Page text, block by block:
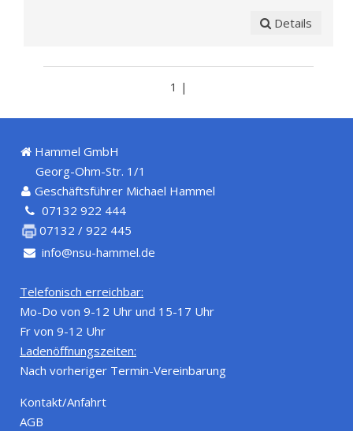
Details
1 |
Hammel GmbH
Georg-Ohm-Str. 1/1
Geschäftsführer Michael Hammel
07132 922 444
07132 / 922 445
info@nsu-hammel.de
Telefonisch erreichbar:
Mo-Do von 9-12 Uhr und 15-17 Uhr
Fr von 9-12 Uhr
Ladenöffnungszeiten:
Nach vorheriger Termin-Vereinbarung
Kontakt/Anfahrt
AGB